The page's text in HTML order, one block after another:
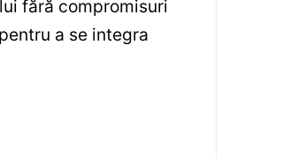
fără compromisuri
a se integra